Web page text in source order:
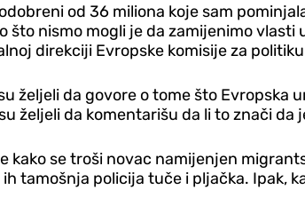
od 36 miliona koje sam
nismo mogli je da zamijenimo
direkciji Evropske komisije za
željeli da govore o tome što
željeli da komentarišu da li to znači
kako se troši novac namijenjen
tamošnja policija tuče i pljačka. Ipak,